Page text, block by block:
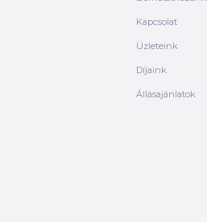
Kapcsolat
Üzleteink
Díjaink
Állásajánlatok